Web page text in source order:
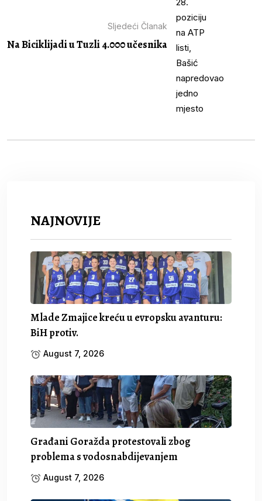
Sljedeći Članak
Na Biciklijadi u Tuzli 4.000 učesnika
NAJNOVIJE
Mlade Zmajice kreću u evropsku avanturu:
BiH protiv.
August 7, 2026
Građani Goražda protestovali zbog
problema s vodosnabdijevanjem
August 7, 2026